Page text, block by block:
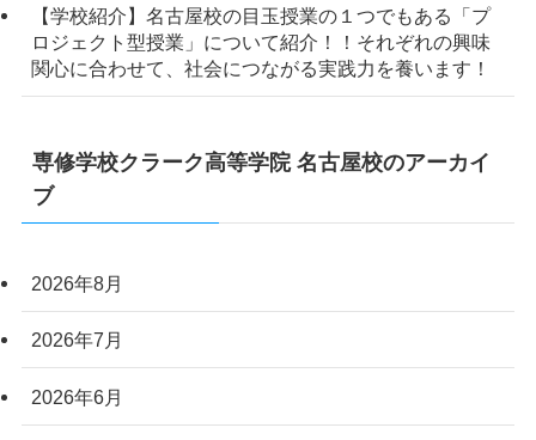
【学校紹介】名古屋校の目玉授業の１つでもある「プ
ロジェクト型授業」について紹介！！それぞれの興味
関心に合わせて、社会につながる実践力を養います！
専修学校クラーク高等学院 名古屋校のアーカイ
ブ
2026年8月
2026年7月
2026年6月